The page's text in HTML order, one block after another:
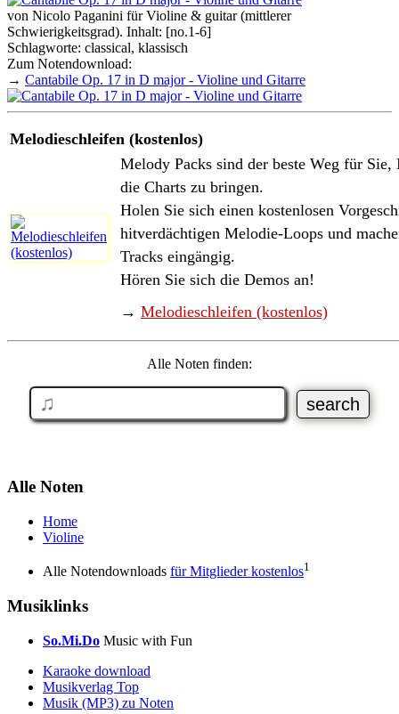
von Nicolo Paganini für Violine & guitar (mittlerer
Schwierigkeitsgrad). Inhalt: [no.1-6]
Schlagworte: classical, klassisch
Zum Notendownload:
→ Cantabile Op. 17 in D major - Violine und Gitarre
Melodieschleifen (kostenlos)
Melody Packs sind der beste Weg für Sie,
die Charts zu bringen.
Holen Sie sich einen kostenlosen
hitverdächtigen Melodie-Loops und
Tracks eingängig.
Hören Sie sich die Demos an!
→ Melodieschleifen (kostenlos)
Alle Noten finden:
Alle Noten
Home
Violine
Alle Notendownloads für Mitglieder kostenlos1
Musiklinks
So.Mi.Do Music with Fun
Karaoke download
Musikverlag Top
Musik (MP3) zu Noten